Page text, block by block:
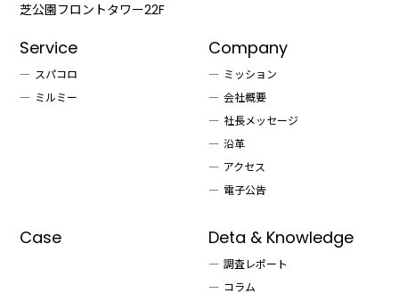
芝公園フロントタワー22F
Service
スパコロ
ミルミー
Company
ミッション
会社概要
社長メッセージ
沿革
アクセス
電子公告
Case Deta & Knowledge
調査レポート
コラム